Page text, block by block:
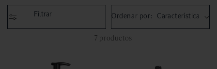
Filtrar Ordenar por:
7 productos